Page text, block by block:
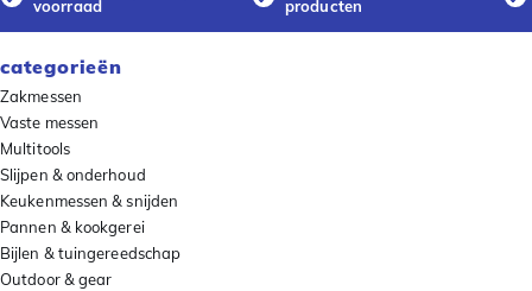
voorraad
producten
categorieën
Zakmessen
Vaste messen
Multitools
Slijpen & onderhoud
Keukenmessen & snijden
Pannen & kookgerei
Bijlen & tuingereedschap
Outdoor & gear